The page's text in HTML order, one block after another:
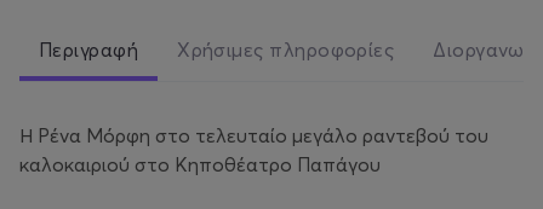
Περιγραφή Χρήσιμες πληροφορίες
Η Ρένα Μόρφη στο τελευταίο μεγάλο ραντεβού του
καλοκαιριού στο Κηποθέατρο Παπάγου